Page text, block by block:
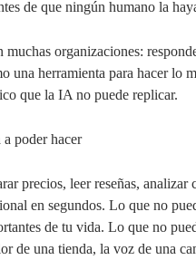
de que ningún humano la
organizaciones:
una herramienta para hacer lo
que la IA no puede replicar.
poder hacer
precios, leer reseñas,
en segundos. Lo que no
de tu vida. Lo que no
de una tienda, la voz de una